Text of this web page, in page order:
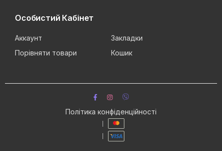
Особистий Кабінет
Аккаунт
Закладки
Порівняти товари
Кошик
Політика конфіденційності